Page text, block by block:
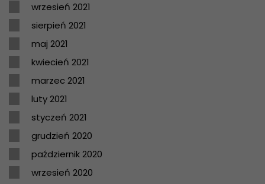
wrzesień 2021
sierpień 2021
maj 2021
kwiecień 2021
marzec 2021
luty 2021
styczeń 2021
grudzień 2020
październik 2020
wrzesień 2020